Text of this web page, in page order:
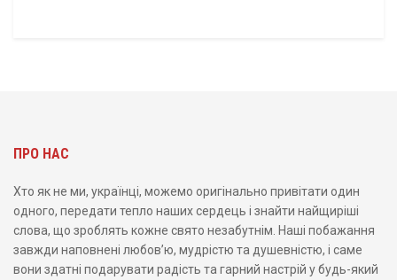
ПРО НАС
Хто як не ми, українці, можемо оригінально привітати один
одного, передати тепло наших сердець і знайти найщиріші
слова, що зроблять кожне свято незабутнім. Наші побажання
завжди наповнені любов’ю, мудрістю та душевністю, і саме
вони здатні подарувати радість та гарний настрій у будь-який